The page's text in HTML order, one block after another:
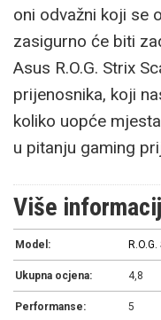
oni odvažni koji se
zasigurno će biti
Asus R.O.G. Strix
prijenosnika, koji
koliko uopće
u pitanju gaming
Više
Model:
Ukupna ocjena: 4,8
Performanse: 5